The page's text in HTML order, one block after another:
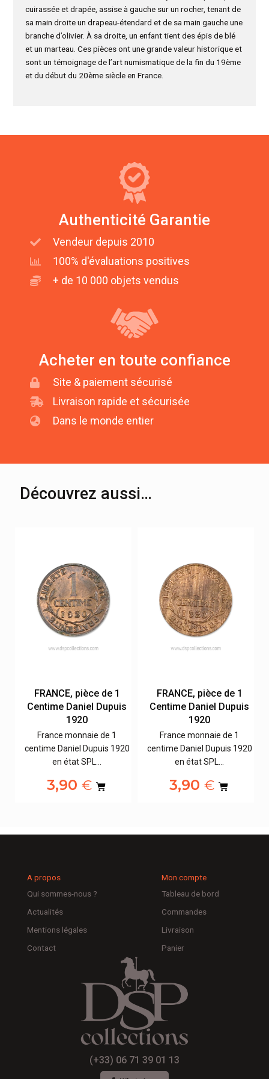
cuirassée et drapée, assise à gauche sur un rocher, tenant de
sa main droite un drapeau-étendard et de sa main gauche une
branche d’olivier. À sa droite, un enfant tient des épis de blé
et un marteau. Ces pièces ont une grande valeur historique et
sont un témoignage de l’art numismatique de la fin du 19ème
et du début du 20ème siècle en France.
Authenticité Garantie
Vendeur depuis 2010
100% d'évaluations positives
+ de 10 000 objets vendus
Acheter en toute confiance
Site & paiement sécurisé
Livraison rapide et sécurisée
Dans le monde entier
Découvrez aussi…
FRANCE, pièce de 1
Centime Daniel Dupuis
1920
France monnaie de 1
centime Daniel Dupuis 1920
en état SPL…
3,90 €
FRANCE, pièce de 1
Centime Daniel Dupuis
1920
France monnaie de 1
centime Daniel Dupuis 1920
en état SPL…
3,90 €
A propos
Qui sommes-nous ?
Actualités
Mentions légales
Contact
Mon compte
Tableau de bord
Commandes
Livraison
Panier
(+33) 06 71 39 01 13